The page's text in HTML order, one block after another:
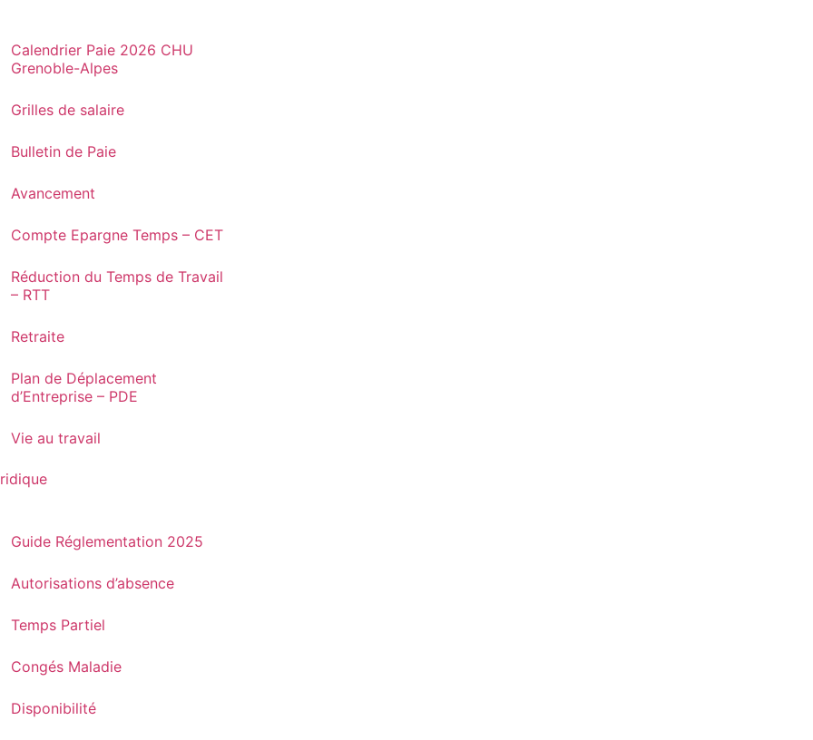
Calendrier Paie 2026 CHU
Grenoble-Alpes
Grilles de salaire
Bulletin de Paie
Avancement
Compte Epargne Temps – CET
Réduction du Temps de Travail
– RTT
Retraite
Plan de Déplacement
d’Entreprise – PDE
Vie au travail
Guide Réglementation 2025
Autorisations d’absence
Temps Partiel
Congés Maladie
Disponibilité